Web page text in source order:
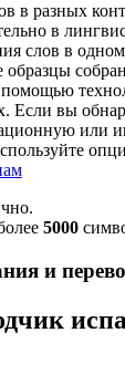
в разных
в
слов в
Если вы
или
5000
и